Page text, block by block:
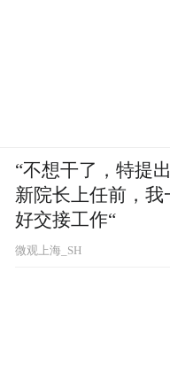
“不想干了，特提
新院长上任前，我
好交接工作“
微观上海_SH